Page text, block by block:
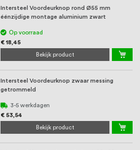
Intersteel Voordeurknop rond Ø55 mm
éénzijdige montage aluminium zwart
Op voorraad
€ 18,45
Bekijk product
Intersteel Voordeurknop zwaar messing
getrommeld
3-5 werkdagen
€ 53,54
Bekijk product